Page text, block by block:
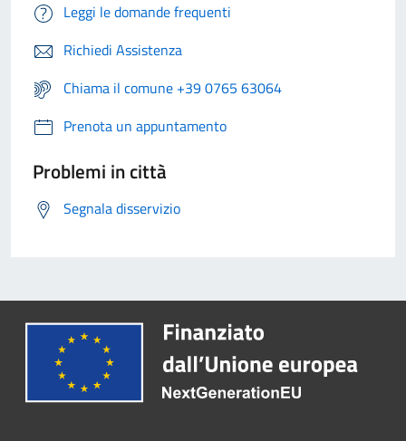
Leggi le domande frequenti
Richiedi Assistenza
Chiama il comune +39 0765 63064
Prenota un appuntamento
Problemi in città
Segnala disservizio